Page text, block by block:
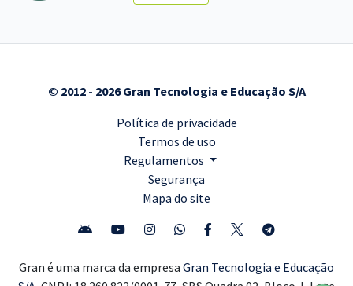
© 2012 - 2026 Gran Tecnologia e Educação S/A
Política de privacidade
Termos de uso
Regulamentos
Segurança
Mapa do site
Gran é uma marca da empresa Gran Tecnologia e Educação